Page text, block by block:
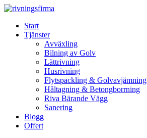
Skip
contentStart
Tjänster
Avväxling
Bilning av Golv
Lättrivning
Husrivning
Flytspackling & Golvavjämning
Håltagning & Betongborrning
Riva Bärande Vägg
Sanering
Blogg
Offert